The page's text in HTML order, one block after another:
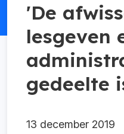
'De
lesgeven
gedeelte
13 december 2019